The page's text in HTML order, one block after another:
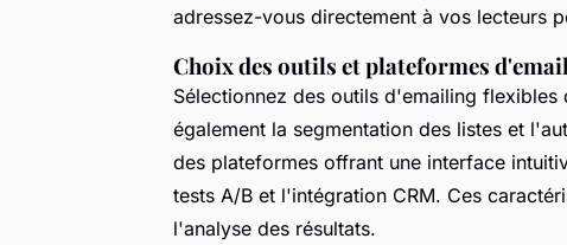
adressez-vous directement à vos lecteurs
Choix des outils et plateformes
Sélectionnez des outils d'emailing
également la segmentation des listes et
des plateformes offrant une interface
tests A/B et l'intégration CRM. Ces
l'analyse des résultats.